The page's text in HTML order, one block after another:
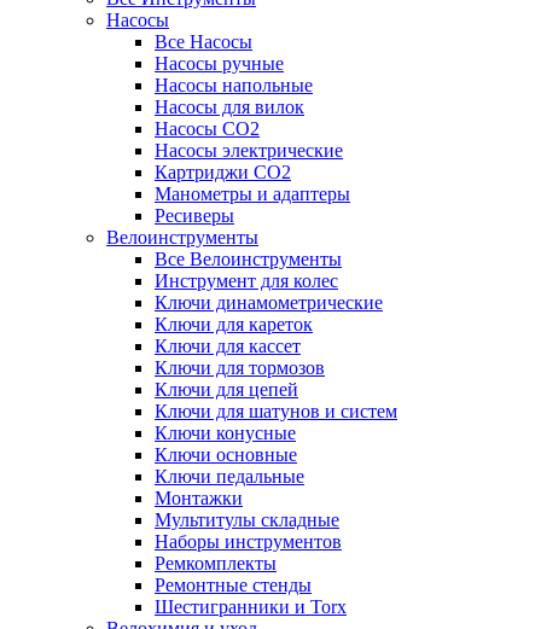
Насосы
Все Насосы
Насосы ручные
Насосы напольные
Насосы для вилок
Насосы CO2
Насосы электрические
Картриджи CO2
Манометры и адаптеры
Ресиверы
Велоинструменты
Все Велоинструменты
Инструмент для колес
Ключи динамометрические
Ключи для кареток
Ключи для кассет
Ключи для тормозов
Ключи для цепей
Ключи для шатунов и систем
Ключи конусные
Ключи основные
Ключи педальные
Монтажки
Мультитулы складные
Наборы инструментов
Ремкомплекты
Ремонтные стенды
Шестигранники и Torx